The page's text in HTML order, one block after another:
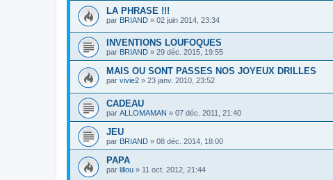
LA PHRASE !!!
par BRIAND » 02 juin 2014, 23:34
INVENTIONS LOUFOQUES
par BRIAND » 29 déc. 2015, 19:55
MAIS OU SONT PASSES NOS JOYEUX DRILLES
par vivie2 » 23 janv. 2010, 23:52
CADEAU
par ALLOMAMAN » 07 déc. 2011, 21:40
JEU
par BRIAND » 08 déc. 2014, 18:00
PAPA
par lillou » 11 oct. 2012, 21:44